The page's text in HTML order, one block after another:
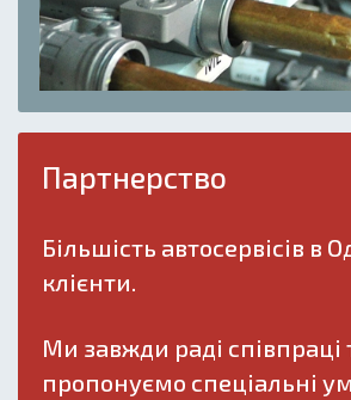
Партнерство
Більшість автосервісів в
клієнти.
Ми завжди раді співпраці
пропонуємо спеціальні